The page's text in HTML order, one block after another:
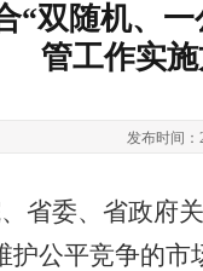
“双随机、
管工作实
发布时间：
省委、省政府
护公平竞争的